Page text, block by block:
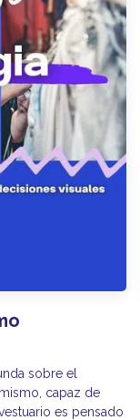
sobre el
capaz de
es pensado